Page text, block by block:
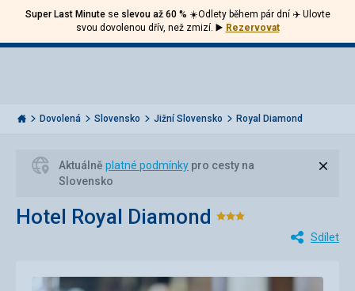
Jít
Invia.cz
Volejte
226
000
Přihlásit
se
Dovolená Slovensko Jižní Slovensko Royal Diamond
Aktuálně platné podmínky pro cesty na
Slovensko
Hotel Royal Diamond Hodnocení:
Sdílet
Super Last Minutese slevou až 60 % ☀️Odlety během pár dní ✈️ Ulovte
svou dovolenou dřív, než zmizí. ▶️ Rezervovat